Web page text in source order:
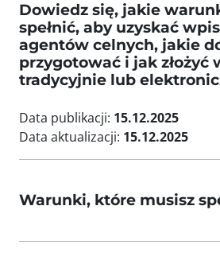
Dowiedz się, jakie
spełnić, aby uzyskać
agentów celnych, jakie
przygotować i jak złożyć
tradycyjnie lub
Data publikacji: 15.12.2025
Data aktualizacji: 15.12.2025
Warunki, które musisz